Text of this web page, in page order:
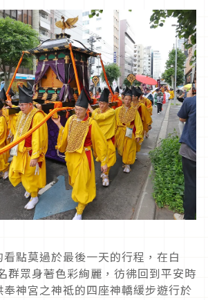
點莫過於最後一天的行程，在白
群眾身著色彩絢麗，彷彿回到平安時
神宮之神祗的四座神轎緩步遊行於